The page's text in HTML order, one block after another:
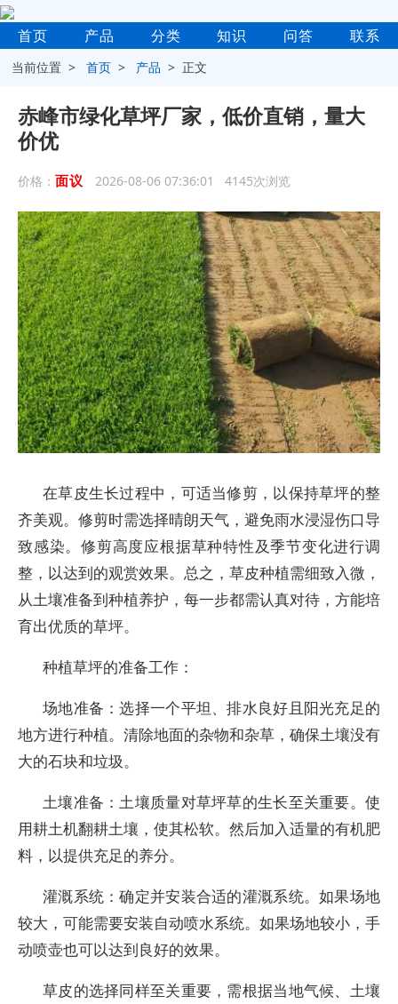
首页 产品 分类 知识 问答 联系
当前位置 >首页 > 产品 > 正文
‌赤峰市绿化草坪厂家，低价直销，量大
价优
价格： 面议 2026-08-06 07:36:01 4145次浏览
在草皮生长过程中，可适当修剪，以保持草坪的整
齐美观。修剪时需选择晴朗天气，避免雨水浸湿伤口导
致感染。修剪高度应根据草种特性及季节变化进行调
整，以达到的观赏效果。总之，草皮种植需细致入微，
从土壤准备到种植养护，每一步都需认真对待，方能培
育出优质的草坪。
种植草坪的准备工作：
场地准备：选择一个平坦、排水良好且阳光充足的
地方进行种植。清除地面的杂物和杂草，确保土壤没有
大的石块和垃圾。
土壤准备：土壤质量对草坪草的生长至关重要。使
用耕土机翻耕土壤，使其松软。然后加入适量的有机肥
料，以提供充足的养分。
灌溉系统：确定并安装合适的灌溉系统。如果场地
较大，可能需要安装自动喷水系统。如果场地较小，手
动喷壶也可以达到良好的效果。
草皮的选择同样至关重要，需根据当地气候、土壤